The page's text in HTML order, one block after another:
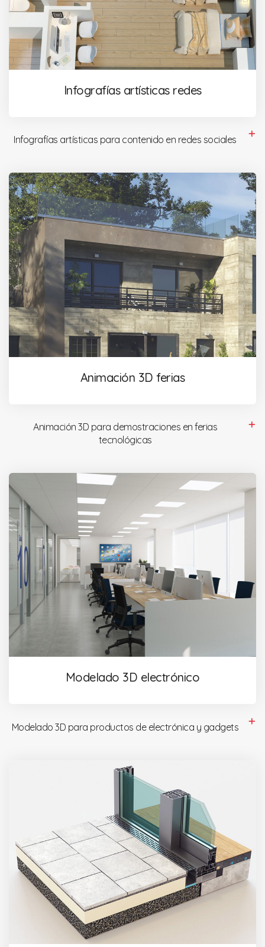
Infografías artísticas redes
Infografías artísticas para contenido en redes sociales
Animación 3D ferias
Animación 3D para demostraciones en ferias
tecnológicas
Modelado 3D electrónico
Modelado 3D para productos de electrónica y gadgets